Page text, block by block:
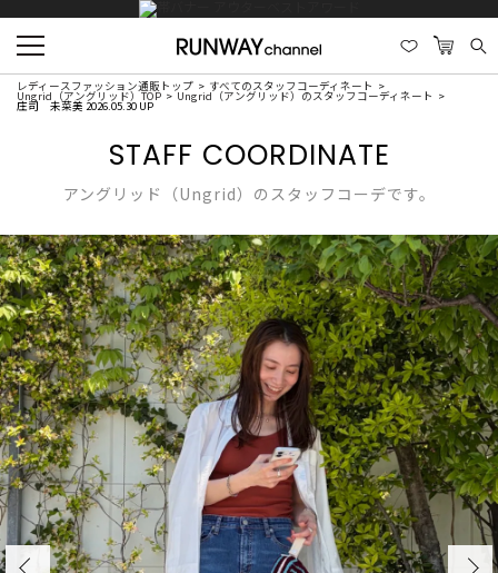
レディースファッション通販トップ すべてのスタッフコーディネート
Ungrid（アングリッド）TOP Ungrid（アングリッド）のスタッフコーディネート
庄司 未菜美 2026.05.30 UP
STAFF COORDINATE
アングリッド（Ungrid）のスタッフコーデです。